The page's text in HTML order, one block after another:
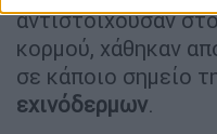
αντιστοιχούσαν
κορμού, χάθηκαν
σε κάποιο σημείο
εχινόδερμων.